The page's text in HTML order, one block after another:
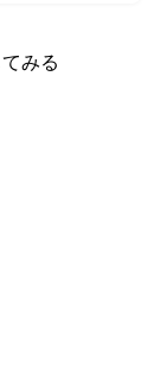
します ※地元密着
みる